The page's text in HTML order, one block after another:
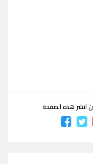
انشر هذه الصفحة